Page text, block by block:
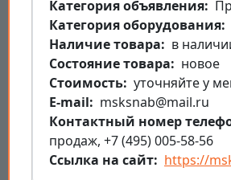
Категория объявления
Категория оборудования
Наличие товара
в
Состояние товара
новое
Стоимость уточняйте у
E-mail
msksnab@mail.ru
Контактный номер
продаж, +7 (495) 005-58-56
Ссылка на сайт
https://